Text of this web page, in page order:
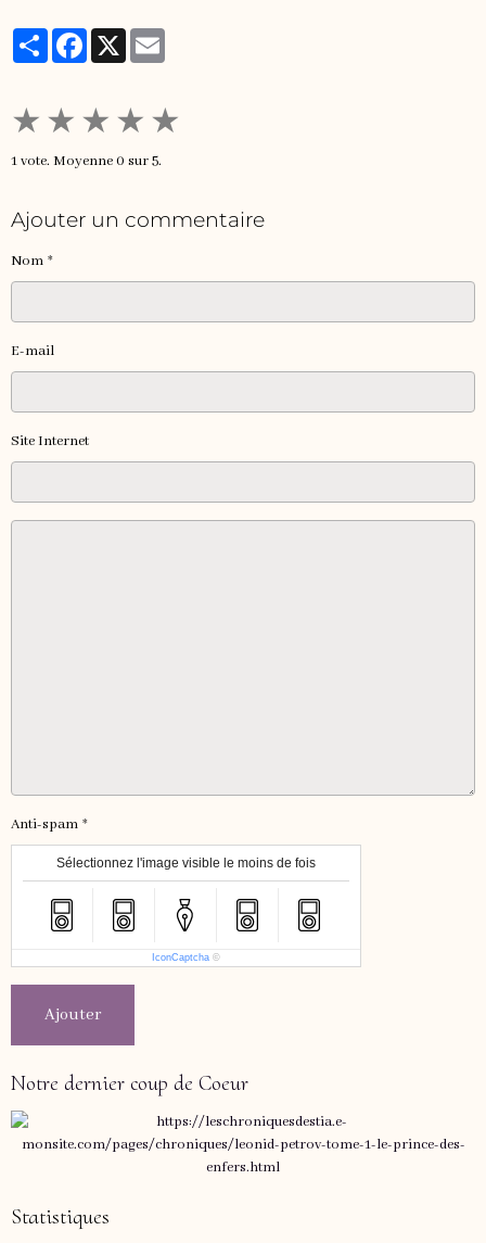
PartagerFacebook
X
★ ★ ★ ★ ★
1vote. Moyenne0 sur 5.
Ajouter un commentaire
Nom
E-mail
Site Internet
Anti-spam
Sélectionnez l'image visible le moins de fois
IconCaptcha ©
Ajouter
Notre dernier coup de Coeur
Statistiques